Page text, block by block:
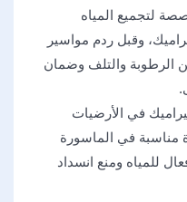
لتجميع المياه
وقبل ردم مواسير
الرطوبة والتلف وضمان
في الأرضيات
مناسبة في الماسورة
للمياه ومنع انسداد